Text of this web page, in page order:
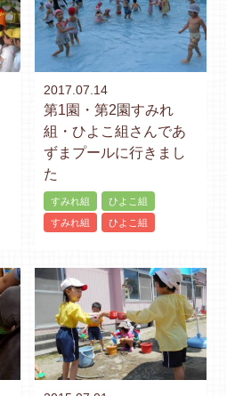
2017.07.14
第1園・第2園すみれ
組・ひよこ組さんであ
ずまプールに行きまし
た
すみれ組
ひよこ組
すみれ組
ひよこ組